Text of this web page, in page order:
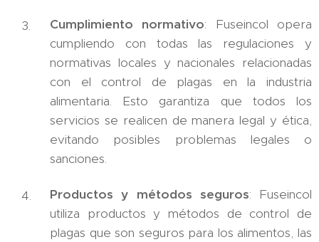
Cumplimiento normativo: Fuseincol opera
cumpliendo con todas las regulaciones y
normativas locales y nacionales relacionadas
con el control de plagas en la industria
alimentaria. Esto garantiza que todos los
servicios se realicen de manera legal y ética,
evitando posibles problemas legales o
sanciones.
Productos y métodos seguros: Fuseincol
utiliza productos y métodos de control de
plagas que son seguros para los alimentos, las